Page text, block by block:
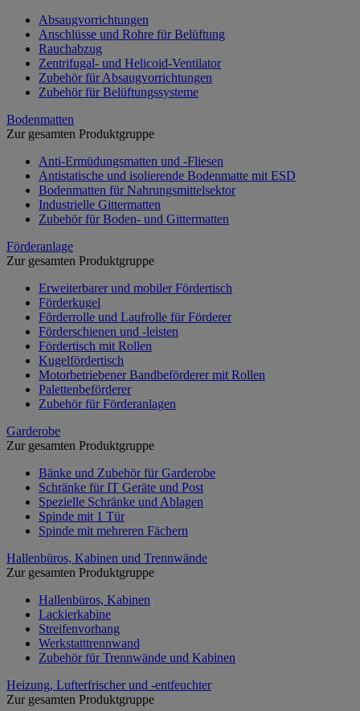
Absaugvorrichtungen
Anschlüsse und Rohre für Belüftung
Rauchabzug
Zentrifugal- und Helicoid-Ventilator
Zubehör für Absaugvorrichtungen
Zubehör für Belüftungssysteme
Bodenmatten
Zur gesamten Produktgruppe
Anti-Ermüdungsmatten und -Fliesen
Antistatische und isolierende Bodenmatte mit ESD
Bodenmatten für Nahrungsmittelsektor
Industrielle Gittermatten
Zubehör für Boden- und Gittermatten
Förderanlage
Zur gesamten Produktgruppe
Erweiterbarer und mobiler Fördertisch
Förderkugel
Förderrolle und Laufrolle für Förderer
Förderschienen und -leisten
Fördertisch mit Rollen
Kugelfördertisch
Motorbetriebener Bandbeförderer mit Rollen
Palettenbeförderer
Zubehör für Förderanlagen
Garderobe
Zur gesamten Produktgruppe
Bänke und Zubehör für Garderobe
Schränke für IT Geräte und Post
Spezielle Schränke und Ablagen
Spinde mit 1 Tür
Spinde mit mehreren Fächern
Hallenbüros, Kabinen und Trennwände
Zur gesamten Produktgruppe
Hallenbüros, Kabinen
Lackierkabine
Streifenvorhang
Werkstatttrennwand
Zubehör für Trennwände und Kabinen
Heizung, Lufterfrischer und -entfeuchter
Zur gesamten Produktgruppe